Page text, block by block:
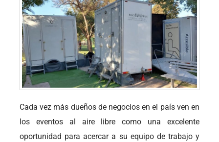
Cada vez más dueños de negocios en el país ven en
los eventos al aire libre como una excelente
oportunidad para acercar a su equipo de trabajo y